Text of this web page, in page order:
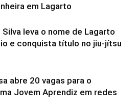
em Lagarto
Silva leva o nome de Lagarto
e conquista título no jiu-jítsu
abre 20 vagas para o
Jovem Aprendiz em redes